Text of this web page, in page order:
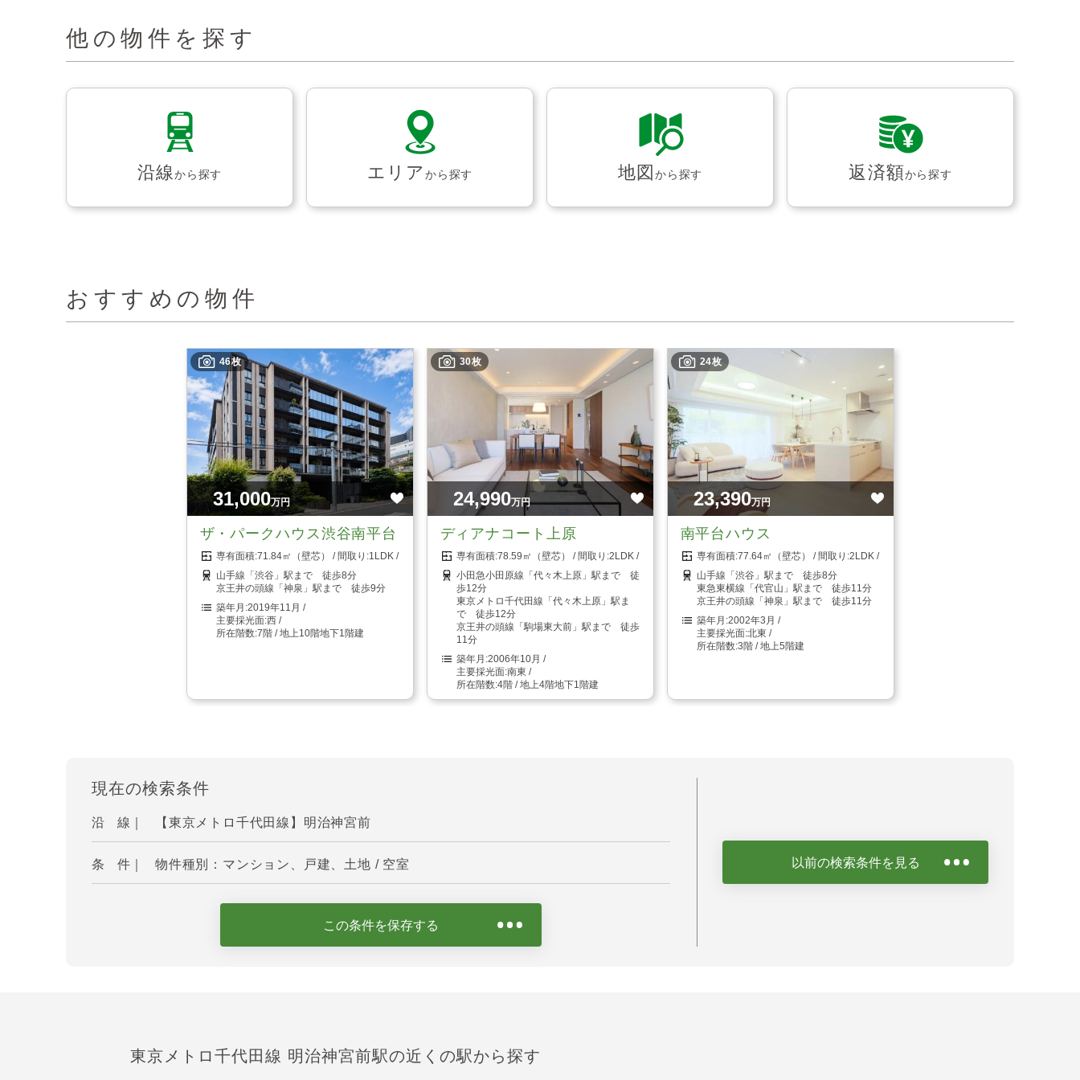
他の物件を探す
沿線から探す エリアから探す 地図から探す 返済額から探す
おすすめの物件
46枚
31,000万円
ザ・パークハウス渋谷南平台
71.84㎡（壁芯）
1LDK
山手線「渋谷」駅まで 徒歩8分
京王井の頭線「神泉」駅まで 徒歩9分
2019年11月
西
7階 / 地上10階地下1階建
30枚
24,990万円
ディアナコート上原
78.59㎡（壁芯）
2LDK
小田急小田原線「代々木上原」駅まで 徒
歩12分
東京メトロ千代田線「代々木上原」駅ま
で 徒歩12分
京王井の頭線「駒場東大前」駅まで 徒歩
11分
2006年10月
南東
4階 / 地上4階地下1階建
24枚
23,390万円
南平台ハウス
77.64㎡（壁芯）
2LDK
山手線「渋谷」駅まで 徒歩8分
東急東横線「代官山」駅まで 徒歩11分
京王井の頭線「神泉」駅まで 徒歩11分
2002年3月
北東
3階 / 地上5階建
現在の検索条件
沿 線｜ 【東京メトロ千代田線】明治神宮前
条 件｜ 物件種別：マンション、戸建、土地 / 空室
この条件を保存する
以前の検索条件を見る
東京メトロ千代田線 明治神宮前駅の近くの駅から探す